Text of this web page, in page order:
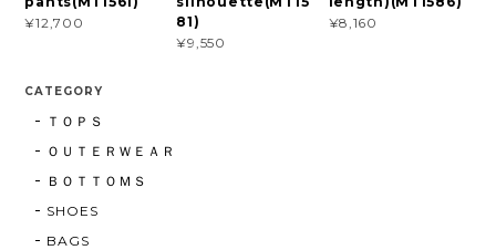
¥12,700
81)
¥9,550
¥8,160
CATEGORY
ＴＯＰＳ
ＯＵＴＥＲＷＥＡＲ
ＢＯＴＴＯＭＳ
SHOES
BAGS